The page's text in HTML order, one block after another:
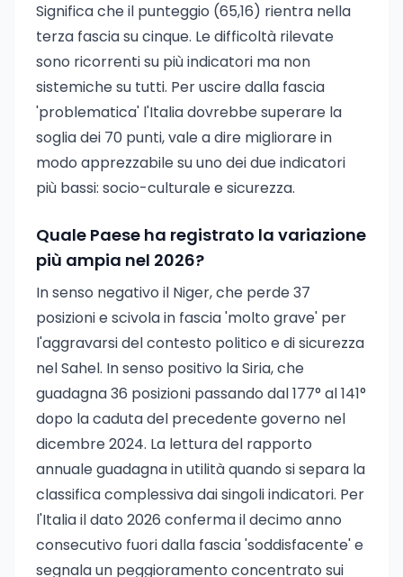
Significa che il punteggio (65,16) rientra nella
terza fascia su cinque. Le difficoltà rilevate
sono ricorrenti su più indicatori ma non
sistemiche su tutti. Per uscire dalla fascia
'problematica' l'Italia dovrebbe superare la
soglia dei 70 punti, vale a dire migliorare in
modo apprezzabile su uno dei due indicatori
più bassi: socio-culturale e sicurezza.
Quale Paese ha registrato la variazione
più ampia nel 2026?
In senso negativo il Niger, che perde 37
posizioni e scivola in fascia 'molto grave' per
l'aggravarsi del contesto politico e di sicurezza
nel Sahel. In senso positivo la Siria, che
guadagna 36 posizioni passando dal 177° al 141°
dopo la caduta del precedente governo nel
dicembre 2024. La lettura del rapporto
annuale guadagna in utilità quando si separa la
classifica complessiva dai singoli indicatori. Per
l'Italia il dato 2026 conferma il decimo anno
consecutivo fuori dalla fascia 'soddisfacente' e
segnala un peggioramento concentrato sui